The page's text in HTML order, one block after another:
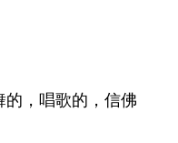
，唱歌的，信佛